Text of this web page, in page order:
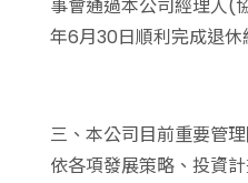
事會通過本公司經理人(
年6月30日順利完成退休
三、本公司目前重要管
依各項發展策略、投資